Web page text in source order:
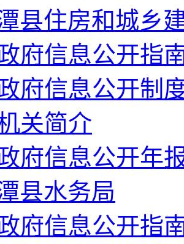
县住房和城乡
府信息公开指
府信息公开制
关简介
府信息公开年
县水务局
府信息公开指